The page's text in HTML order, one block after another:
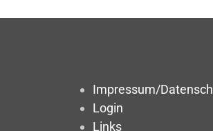
Impressum/
Login
Links